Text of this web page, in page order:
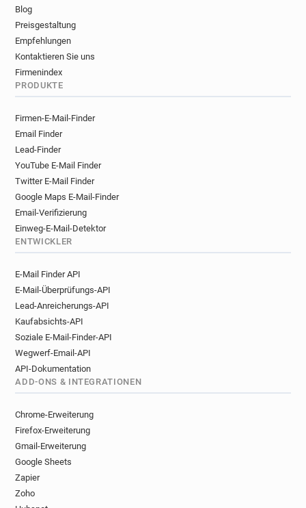
Blog
Preisgestaltung
Empfehlungen
Kontaktieren Sie uns
Firmenindex
PRODUKTE
Firmen-E-Mail-Finder
Email Finder
Lead-Finder
YouTube E-Mail Finder
Twitter E-Mail Finder
Google Maps E-Mail-Finder
Email-Verifizierung
Einweg-E-Mail-Detektor
ENTWICKLER
E-Mail Finder API
E-Mail-Überprüfungs-API
Lead-Anreicherungs-API
Kaufabsichts-API
Soziale E-Mail-Finder-API
Wegwerf-Email-API
API-Dokumentation
ADD-ONS & INTEGRATIONEN
Chrome-Erweiterung
Firefox-Erweiterung
Gmail-Erweiterung
Google Sheets
Zapier
Zoho